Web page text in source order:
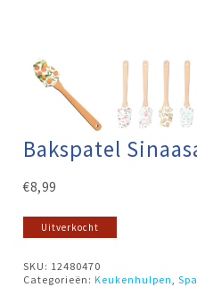
Bakspatel
€8,99
Uitverkocht
SKU: 12480470
Categorieën:Keukenhulpen ,